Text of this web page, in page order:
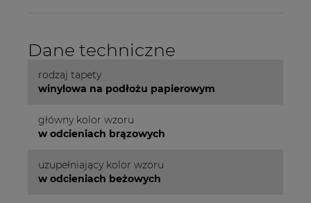
Dane techniczne
rodzaj tapety
winylowa na podłożu papierowym
główny kolor wzoru
w odcieniach brązowych
uzupełniający kolor wzoru
w odcieniach beżowych